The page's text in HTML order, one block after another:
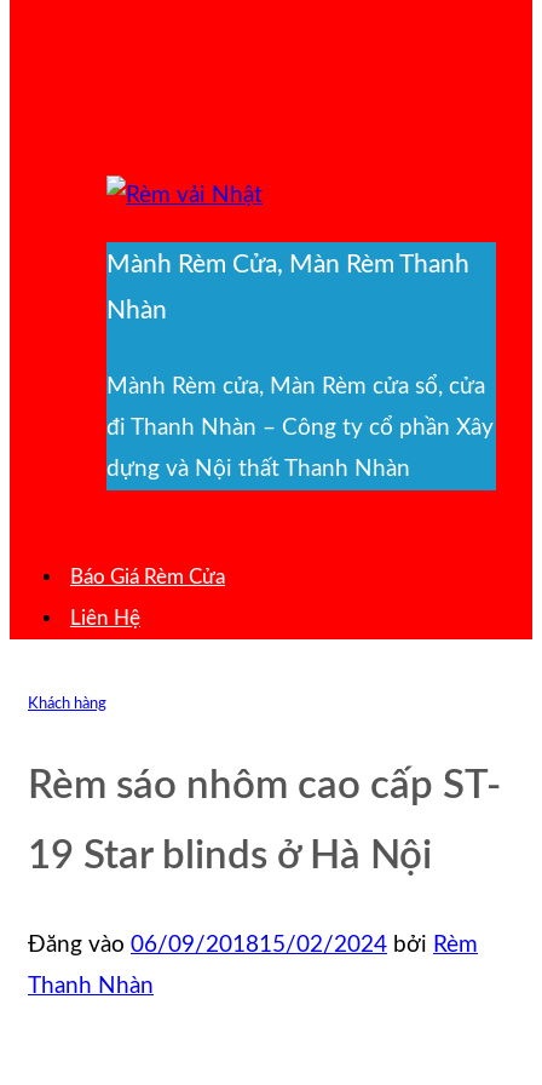
Mành Rèm Cửa, Màn Rèm Thanh
Nhàn
Mành Rèm cửa, Màn Rèm cửa sổ, cửa
đi Thanh Nhàn – Công ty cổ phần Xây
dựng và Nội thất Thanh Nhàn
Báo Giá Rèm Cửa
Liên Hệ
Khách hàng
Rèm sáo nhôm cao cấp ST-
19 Star blinds ở Hà Nội
Đăng vào 06/09/201815/02/2024 bởi Rèm
Thanh Nhàn